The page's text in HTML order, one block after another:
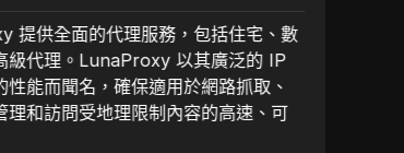
提供全面的代理服務，包括住宅、數
級代理。LunaProxy 以其廣泛的 IP
性能而聞名，確保適用於網路抓取、
理和訪問受地理限制內容的高速、可